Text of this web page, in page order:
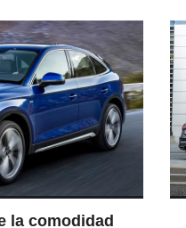
la comodidad